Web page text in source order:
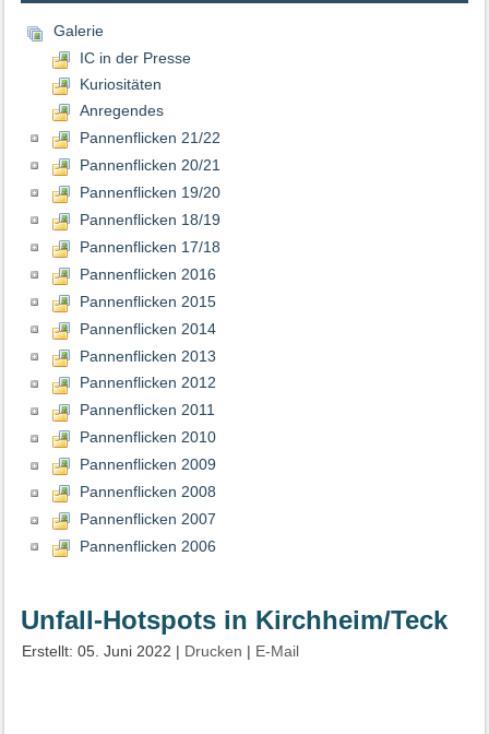
Galerie
IC in der Presse
Kuriositäten
Anregendes
Pannenflicken 21/22
Pannenflicken 20/21
Pannenflicken 19/20
Pannenflicken 18/19
Pannenflicken 17/18
Pannenflicken 2016
Pannenflicken 2015
Pannenflicken 2014
Pannenflicken 2013
Pannenflicken 2012
Pannenflicken 2011
Pannenflicken 2010
Pannenflicken 2009
Pannenflicken 2008
Pannenflicken 2007
Pannenflicken 2006
Unfall-Hotspots in Kirchheim/Teck
Erstellt: 05. Juni 2022 | Drucken | E-Mail